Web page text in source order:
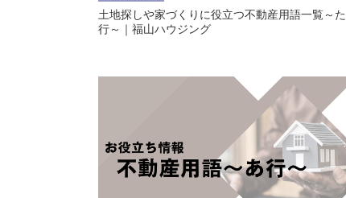
土地探しや家づくりに役立つ不動産用語一覧～た
行～｜福山ハウジング